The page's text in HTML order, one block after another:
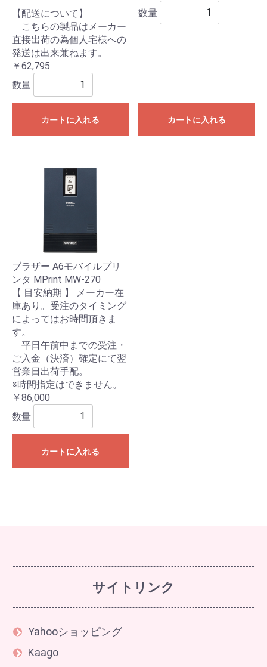
【配送について】
こちらの製品はメーカー
直接出荷の為個人宅様への
発送は出来兼ねます。
￥62,795
数量
カートに入れる
数量
カートに入れる
ブラザー A6モバイルプリ
ンタ MPrint MW-270
【 目安納期 】 メーカー在
庫あり。受注のタイミング
によってはお時間頂きま
す。
平日午前中までの受注・
ご入金（決済）確定にて翌
営業日出荷手配。
※時間指定はできません。
￥86,000
数量
カートに入れる
サイトリンク
Yahooショッピング
Kaago